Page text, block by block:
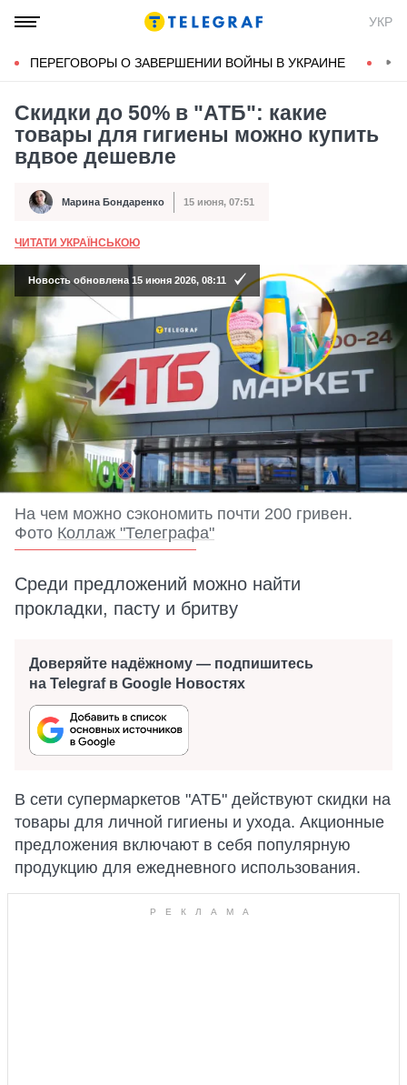
УКР
ПЕРЕГОВОРЫ О ЗАВЕРШЕНИИ ВОЙНЫ В УКРАИНЕ
Скидки до 50% в "АТБ": какие
товары для гигиены можно купить
вдвое дешевле
Автор Марина Бондаренко
Дата публикации 15 июня, 07:51
ЧИТАТИ УКРАЇНСЬКОЮ
Новость обновлена 15 июня 2026, 08:11
На чем можно сэкономить почти 200 гривен.
Фото Коллаж "Телеграфа"
Среди предложений можно найти
прокладки, пасту и бритву
Доверяйте надёжному — подпишитесь
на Telegraf в Google Новостях
В сети супермаркетов "АТБ" действуют скидки на
товары для личной гигиены и ухода. Акционные
предложения включают в себя популярную
продукцию для ежедневного использования.